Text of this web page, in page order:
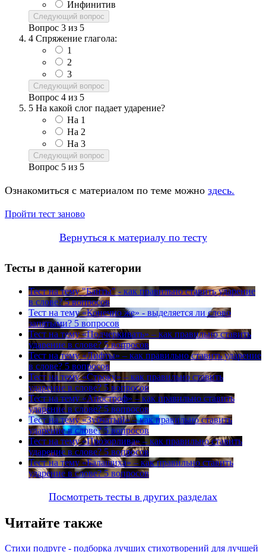
Инфинитив
Следующий вопрос
Вопрос 3 из 5
4 Спряжение глагола:
1
2
3
Следующий вопрос
Вопрос 4 из 5
5 На какой слог падает ударение?
На 1
На 2
На 3
Следующий вопрос
Вопрос 5 из 5
Ознакомиться с материалом по теме можно здесь.
Пройти тест заново
Вернуться к материалу по тесту
Тесты в данной категории
Тест на тему "Банты" - как правильно ставить ударение
в слове? 5 вопросов
Тест на тему «Конечно же» - выделяется ли слово
запятыми? 5 вопросов
Тест на тему «Подчеркивать» – как правильно ставить
ударение в слове? 5 вопросов
Тест на тему «Лифты» – как правильно ставить ударение
в слове? 5 вопросов
Тест на тему «Строку» – как правильно ставить
ударение в слове? 5 вопросов
Тест на тему «Апостроф» – как правильно ставить
ударение в слове? 5 вопросов
Тест на тему «Зубчатый» – как правильно ставить
ударение в слове? 5 вопросов
Тест на тему «Прозорлива» – как правильно ставить
ударение в слове? 5 вопросов
Тест на тему «Балашиха» – как правильно ставить
ударение в слове? 5 вопросов
Посмотреть тесты в других разделах
Читайте также
Стихи подруге - подборка лучших стихотворений для лучшей